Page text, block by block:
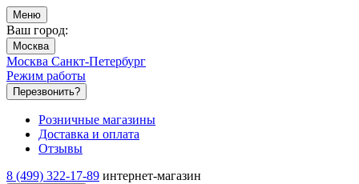
Меню
Ваш город:
Москва
Москва Санкт-Петербург
Режим работы
Перезвонить?
Розничные магазины
Доставка и оплата
Отзывы
8 (499) 322-17-89 интернет-магазин